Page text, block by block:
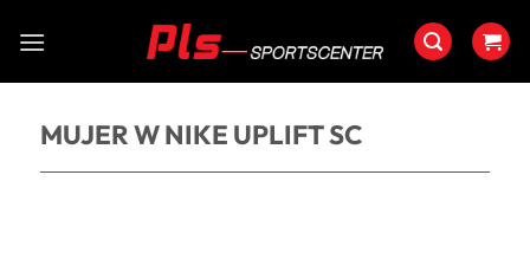
MUJER W NIKE UPLIFT SC